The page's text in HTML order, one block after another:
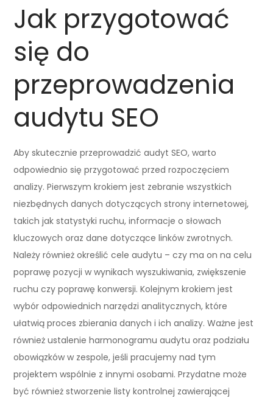
Jak przygotować
się do
przeprowadzenia
audytu SEO
Aby skutecznie przeprowadzić audyt SEO, warto
odpowiednio się przygotować przed rozpoczęciem
analizy. Pierwszym krokiem jest zebranie wszystkich
niezbędnych danych dotyczących strony internetowej,
takich jak statystyki ruchu, informacje o słowach
kluczowych oraz dane dotyczące linków zwrotnych.
Należy również określić cele audytu – czy ma on na celu
poprawę pozycji w wynikach wyszukiwania, zwiększenie
ruchu czy poprawę konwersji. Kolejnym krokiem jest
wybór odpowiednich narzędzi analitycznych, które
ułatwią proces zbierania danych i ich analizy. Ważne jest
również ustalenie harmonogramu audytu oraz podziału
obowiązków w zespole, jeśli pracujemy nad tym
projektem wspólnie z innymi osobami. Przydatne może
być również stworzenie listy kontrolnej zawierającej